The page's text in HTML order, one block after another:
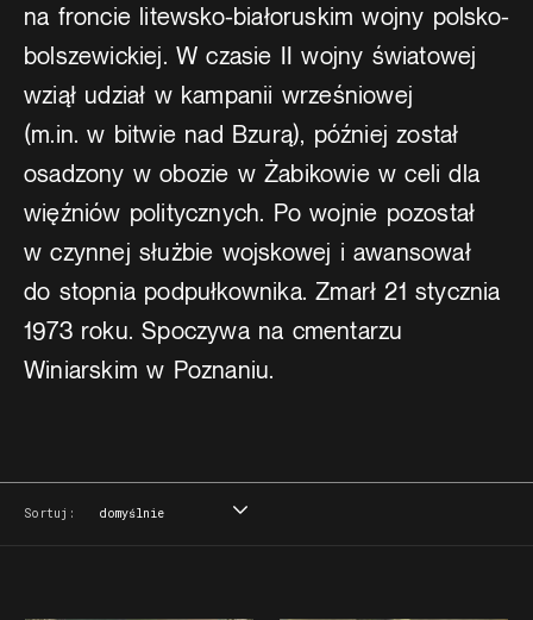
na froncie litewsko-białoruskim wojny polsko-
bolszewickiej. W czasie II wojny światowej
wziął udział w kampanii wrześniowej
(m.in. w bitwie nad Bzurą), później został
osadzony w obozie w Żabikowie w celi dla
więźniów politycznych. Po wojnie pozostał
w czynnej służbie wojskowej i awansował
do stopnia podpułkownika. Zmarł 21 stycznia
1973 roku. Spoczywa na cmentarzu
Winiarskim w Poznaniu.
Sortuj:
domyślnie